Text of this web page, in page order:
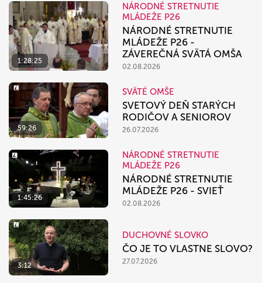
1:28:25
NÁRODNÉ STRETNUTIE
MLÁDEŽE P26
NÁRODNÉ STRETNUTIE
MLÁDEŽE P26 -
ZÁVEREČNÁ SVÄTÁ OMŠA
02.08.2026
59:26
SVÄTÉ OMŠE
SVETOVÝ DEŇ STARÝCH
RODIČOV A SENIOROV
26.07.2026
1:45:26
NÁRODNÉ STRETNUTIE
MLÁDEŽE P26
NÁRODNÉ STRETNUTIE
MLÁDEŽE P26 - SVIEŤ
02.08.2026
3:12
DUCHOVNÉ SLOVKO
ČO JE TO VLASTNE SLOVO?
27.07.2026